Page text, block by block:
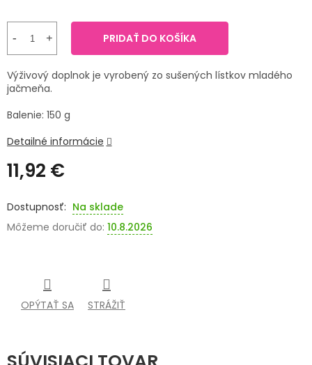
ZDRAVOTNÍCKE
POMÔCKY
PRÍRODNÉ
LIEKY
SENIORI
Prihlásenie
11,92 €
cena:
Na sklade
Môžeme doručiť do: 10.8.2026
PRIDAŤ DO KOŠÍKA
Výživový doplnok je vyrobený zo sušených lístkov mladého
jačmeňa.
Balenie: 150 g
Detailné informácie
OPÝTAŤ SA STRÁŽIŤ